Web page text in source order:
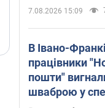
7.08.2026 15:09
В Івано-
працівники
пошти"
шваброю у